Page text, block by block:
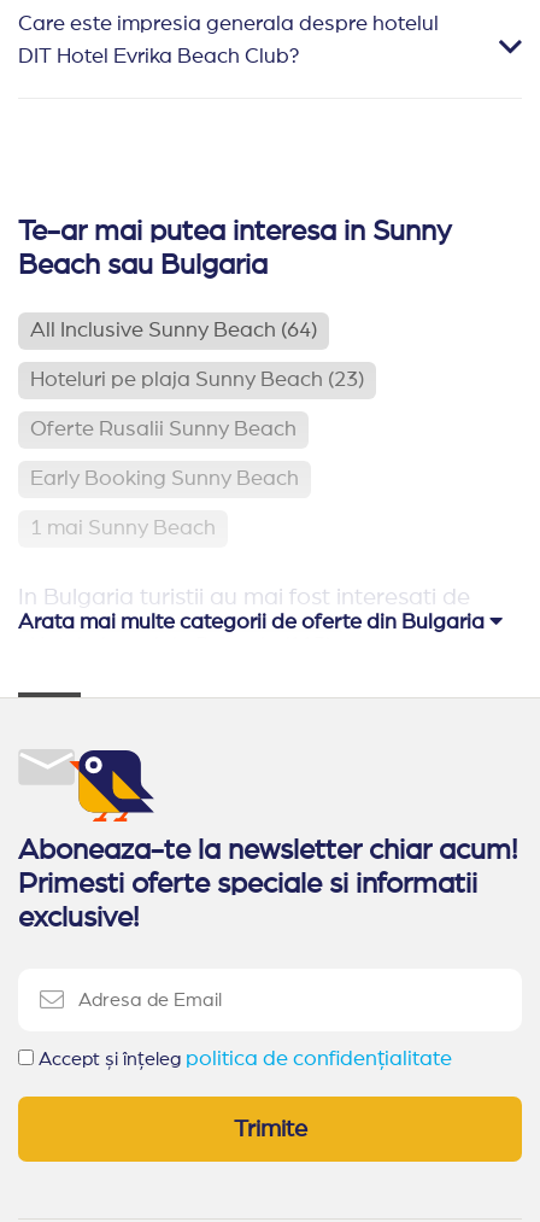
Care este impresia generala despre hotelul
DIT Hotel Evrika Beach Club?
Te-ar mai putea interesa in Sunny
Beach sau Bulgaria
All Inclusive Sunny Beach (64)
Hoteluri pe plaja Sunny Beach (23)
Oferte Rusalii Sunny Beach
Early Booking Sunny Beach
1 mai Sunny Beach
In Bulgaria turistii au mai fost interesati de
Relaxare si odihna Bulgaria (65)
Hoteluri aproape de Romania
Hoteluri family club Bulgaria
Oferte Rusalii Bulgaria
Ultra All Inclusive Bulgaria Paste Bulgaria
Alte statiuni in Bulgaria
Sozopol Duni Pomorie Obzor
Balchik Kranevo Balchik (14)
Arata mai multe categorii de oferte din Bulgaria
Aboneaza-te la newsletter chiar acum!
Primesti oferte speciale si informatii
exclusive!
Accept și înțeleg politica de confidențialitate
Trimite